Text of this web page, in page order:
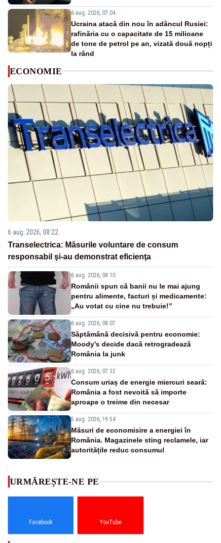
6 aug. 2026, 07:04
Ucraina atacă din nou în adâncul Rusiei:
rafinăria cu o capacitate de 15 milioane
de tone de petrol pe an, vizată două nopți
la rând
ECONOMIE
6 aug. 2026, 08:22
Transelectrica: Măsurile voluntare de consum
responsabil şi-au demonstrat eficienţa
6 aug. 2026, 08:10
Românii spun că banii nu le mai ajung
pentru alimente, facturi și medicamente:
„Au votat cu cine nu trebuie!”
6 aug. 2026, 08:07
Săptămână decisivă pentru economie:
Moody’s decide dacă retrogradează
România la junk
6 aug. 2026, 07:32
Consum uriaș de energie miercuri seară:
România a fost nevoită să importe
aproape o treime din necesar
5 aug. 2026, 19:54
Măsuri de economisire a energiei în
România. Magazinele sting reclamele, iar
autoritățile reduc consumul
URMĂREȘTE-NE PE
Facebook YouTube